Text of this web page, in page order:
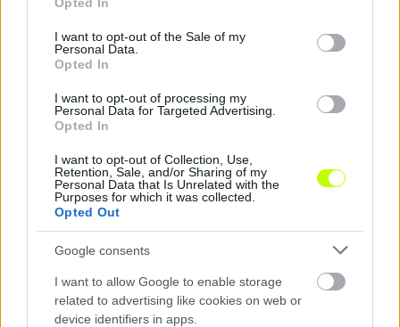
use your data for below specified purposes in below Google
consent section.
I want to opt-out of the Sale of my
Personal Data.
Opted In
I want to opt-out of processing my
Personal Data for Targeted Advertising.
Opted In
I want to opt-out of Collection, Use,
Retention, Sale, and/or Sharing of my
Personal Data that Is Unrelated with the
Purposes for which it was collected.
Opted Out
Google consents
I want to allow Google to enable storage
related to advertising like cookies on web or
device identifiers in apps.
Akadémiától
Megszólalt a külképviselet is.